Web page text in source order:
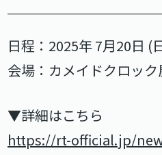
日程：2025年 7月20日 (
会場：カメイドクロッ
▼詳細はこちら
https://rt-official.jp/